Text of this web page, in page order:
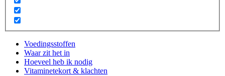
Voedingsstoffen
Waar zit het in
Hoeveel heb ik nodig
Vitaminetekort & klachten